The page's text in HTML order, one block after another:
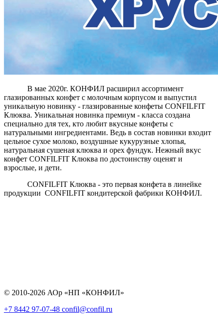
В мае 2020г. КОНФИЛ расширил ассортимент
глазированных конфет с молочным корпусом и выпустил
уникальную новинку - глазированные конфеты CONFILFIT
Клюква. Уникальная новинка премиум - класса создана
специально для тех, кто любит вкусные конфеты с
натуральными ингредиентами. Ведь в состав новинки входит
цельное сухое молоко, воздушные кукурузные хлопья,
натуральная сушеная клюква и орех фундук. Нежный вкус
конфет CONFILFIT Клюква по достоинству оценят и
взрослые, и дети.
CONFILFIT Клюква - это первая конфета в линейке
продукции CONFILFIT кондитерской фабрики КОНФИЛ.
© 2010-2026 АОр «НП «КОНФИЛ»
+7 8442 97-07-48 confil@confil.ru